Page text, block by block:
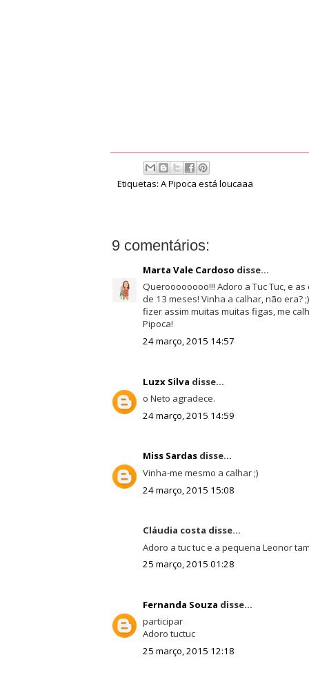
Etiquetas: A Pipoca está loucaaa
9 comentários:
Marta Vale Cardoso disse...
Queroooooooo!!! Adoro a Tuc Tuc, e
de 13 meses! Vinha a calhar, não era?
fizer assim muitas muitas figas, me
Pipoca!
24 março, 2015 14:57
Luzx Silva disse...
o Neto agradece.
24 março, 2015 14:59
Miss Sardasdisse...
Vinha-me mesmo a calhar ;)
24 março, 2015 15:08
Cláudia costa disse...
Adoro a tuc tuc e a pequena Leonor
25 março, 2015 01:28
Fernanda Souza disse...
participar
Adoro tuctuc
25 março, 2015 12:18